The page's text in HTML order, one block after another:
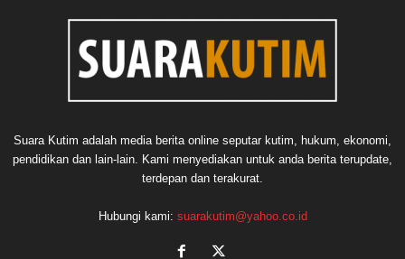
Suara Kutim adalah media berita online seputar kutim, hukum, ekonomi,
pendidikan dan lain-lain. Kami menyediakan untuk anda berita terupdate,
terdepan dan terakurat.
Hubungi kami: suarakutim@yahoo.co.id